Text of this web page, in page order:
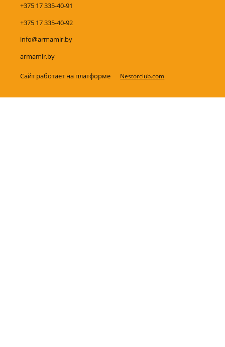
+375 17 335-40-91
+375 17 335-40-92
info@armamir.by
armamir.by
Сайт работает на платформе Nestorclub.com